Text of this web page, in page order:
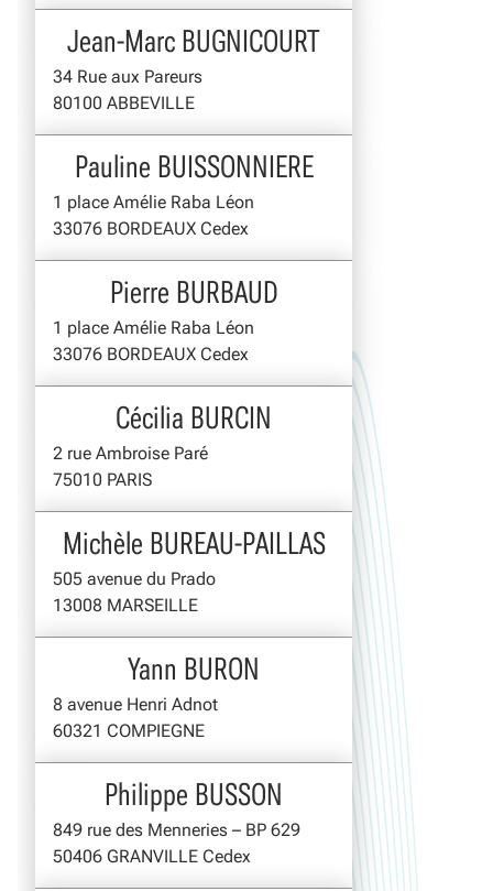
Jean-Marc BUGNICOURT
34 Rue aux Pareurs
80100 ABBEVILLE
Pauline BUISSONNIERE
1 place Amélie Raba Léon
33076 BORDEAUX Cedex
Pierre BURBAUD
1 place Amélie Raba Léon
33076 BORDEAUX Cedex
Cécilia BURCIN
2 rue Ambroise Paré
75010 PARIS
Michèle BUREAU-PAILLAS
505 avenue du Prado
13008 MARSEILLE
Yann BURON
8 avenue Henri Adnot
60321 COMPIEGNE
Philippe BUSSON
849 rue des Menneries – BP 629
50406 GRANVILLE Cedex